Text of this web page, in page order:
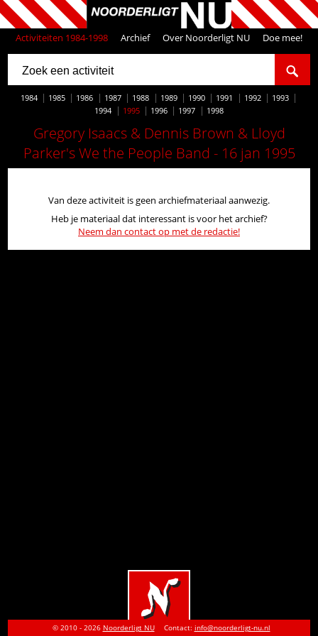
Activiteiten 1984-1998 Archief Over Noorderligt NU Doe mee!
1984 1985 1986 1987 1988 1989 1990 1991 1992
1993
1994
1995 1996 1997 1998
Gregory Isaacs & Dennis Brown & Lloyd
Parker's We the People Band - 16 jan 1995
Van deze activiteit is geen archiefmateriaal aanwezig.
Heb je materiaal dat interessant is voor het archief?
Neem dan contact op met de redactie!
© 2010 - 2026 Noorderligt NU Contact: info@noorderligt-nu.nl